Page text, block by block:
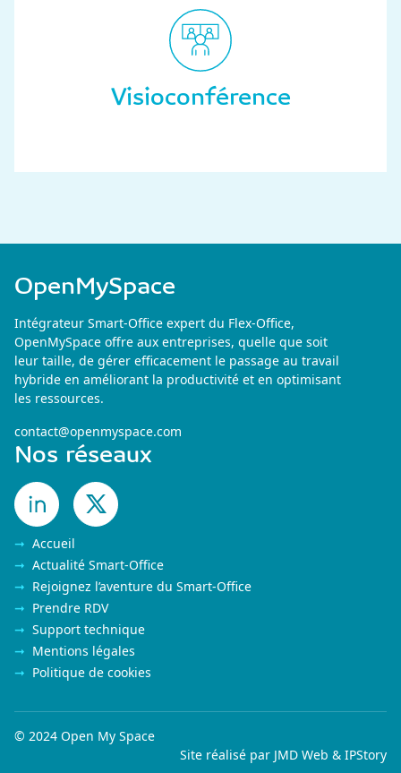
Visioconférence
OpenMySpace
Intégrateur Smart-Office expert du Flex-Office,
OpenMySpace offre aux entreprises, quelle que soit
leur taille, de gérer efficacement le passage au travail
hybride en améliorant la productivité et en optimisant
les ressources.
contact@openmyspace.com
Nos réseaux
Accueil
Actualité Smart-Office
Rejoignez l’aventure du Smart-Office
Prendre RDV
Support technique
Mentions légales
Politique de cookies
© 2024 Open My Space
Site réalisé par JMD Web & IPStory